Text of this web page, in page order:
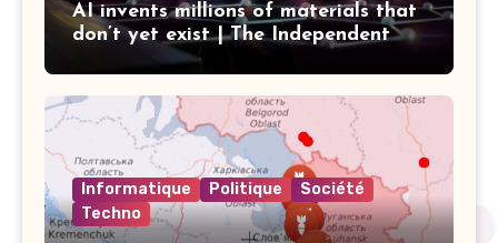
AI invents millions of materials that
don’t yet exist | The Independent
Informatique Politique
Société
Techno